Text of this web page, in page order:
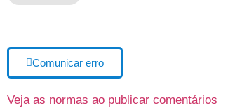
Comunicar erro
Veja as normas ao publicar comentários